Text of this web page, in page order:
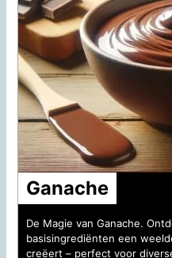
Ganache
De Magie van Ganache.
basisingrediënten een
creëert – perfect voor